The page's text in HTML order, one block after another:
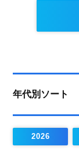
年代別ソート
2026